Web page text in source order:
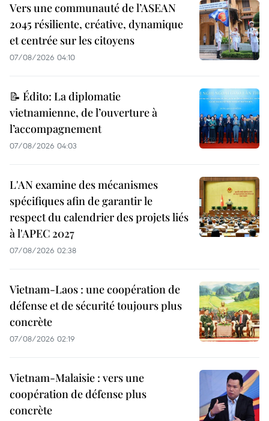
Vers une communauté de l’ASEAN
2045 résiliente, créative, dynamique
et centrée sur les citoyens
07/08/2026 04:10
📝 Édito: La diplomatie
vietnamienne, de l’ouverture à
l’accompagnement
07/08/2026 04:03
L'AN examine des mécanismes
spécifiques afin de garantir le
respect du calendrier des projets liés
à l'APEC 2027
07/08/2026 02:38
Vietnam-Laos : une coopération de
défense et de sécurité toujours plus
concrète
07/08/2026 02:19
Vietnam-Malaisie : vers une
coopération de défense plus
concrète